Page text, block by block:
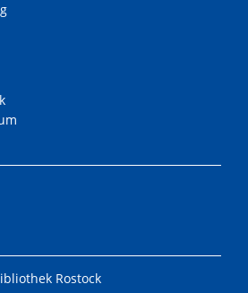
Rostock